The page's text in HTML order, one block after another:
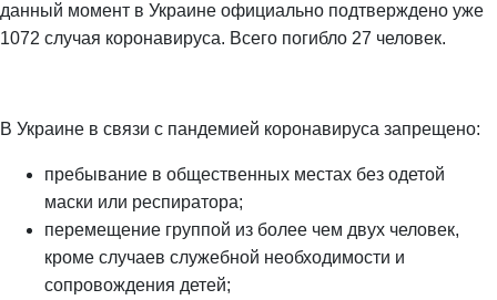
данный момент в Украине официально подтверждено уже
1072 случая коронавируса. Всего погибло 27 человек.
В Украине в связи с пандемией коронавируса запрещено:
пребывание в общественных местах без одетой
маски или респиратора;
перемещение группой из более чем двух человек,
кроме случаев служебной необходимости и
сопровождения детей;